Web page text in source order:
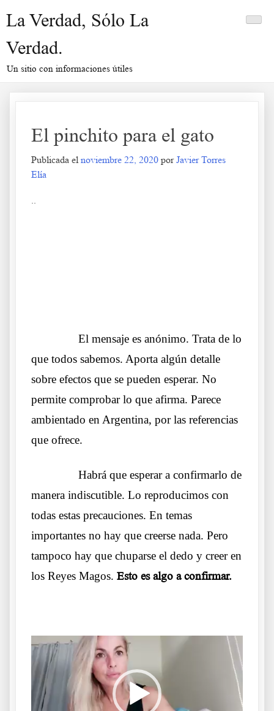
La Verdad, Sólo La
Verdad.
Un sitio con informaciones útiles
El pinchito para el gato
Publicada el noviembre 22, 2020 porJavier Torres
Elía
El mensaje es anónimo. Trata de lo
que todos sabemos. Aporta algún detalle
sobre efectos que se pueden esperar. No
permite comprobar lo que afirma. Parece
ambientado en Argentina, por las referencias
que ofrece.
Habrá que esperar a confirmarlo de
manera indiscutible. Lo reproducimos con
todas estas precauciones. En temas
importantes no hay que creerse nada. Pero
tampoco hay que chuparse el dedo y creer en
los Reyes Magos. Esto es algo a confirmar.
Reproductor
de
vídeo